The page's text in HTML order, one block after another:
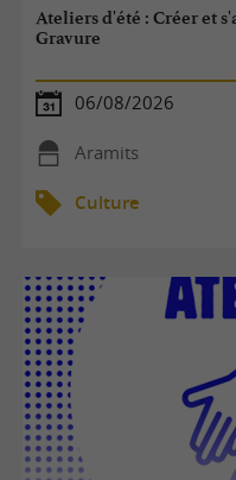
Ateliers d'été : Créer et
Gravure
06/08/2026
Aramits
Culture